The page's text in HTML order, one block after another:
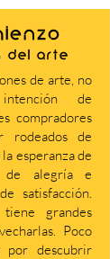
del arte
de arte, no
de
compradores
rodeados de
esperanza de
de alegría e
satisfacción.
grandes
Poco
por descubrir